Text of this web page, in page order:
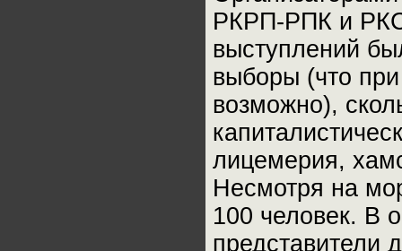
РКРП-РПК и
выступлений
выборы (что
возможно),
лицемерия,
Несмотря на
100 человек. В
представители